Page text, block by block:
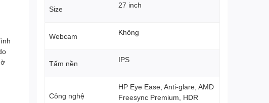
Size 27 inch
Webcam Không
Tấm nền IPS
Công nghệ
HP Eye Ease, Anti-glare, AMD
Freesync Premium, HDR